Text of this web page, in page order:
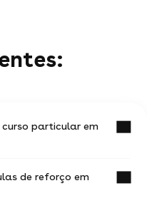
particular em
particular
de reforço em